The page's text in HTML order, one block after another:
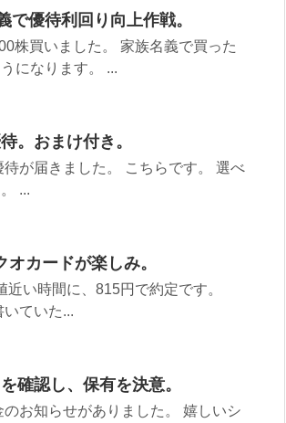
優待利回り向上作戦。
株買いました。 家族名義で買った
になります。 ...
。おまけ付き。
が届きました。 こちらです。 選べ
...
カードが楽しみ。
い時間に、815円で約定です。
いていた...
確認し、保有を決意。
お知らせがありました。 嬉しいシ